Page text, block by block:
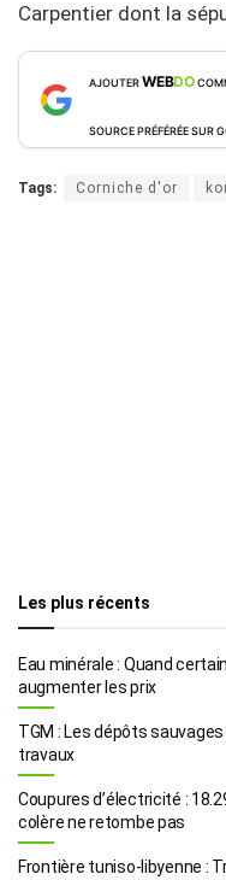
Carpentier dont la
AJOUTERWEBDO
SOURCE PRÉFÉRÉE SUR
Tags: Corniche d'or
Les plus récents
Eau minérale : Quand
augmenter les prix
TGM : Les dépôts
travaux
Coupures d’électricité :
colère ne retombe pas
Frontière tuniso-libyenne :